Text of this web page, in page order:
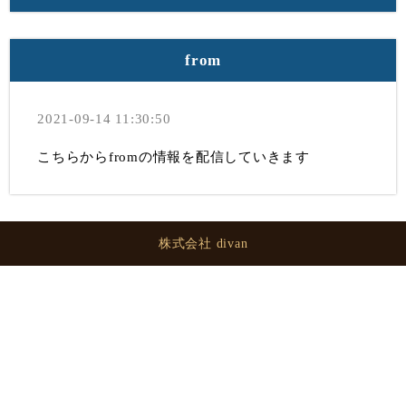
from
2021-09-14 11:30:50
こちらからfromの情報を配信していきます
株式会社 divan